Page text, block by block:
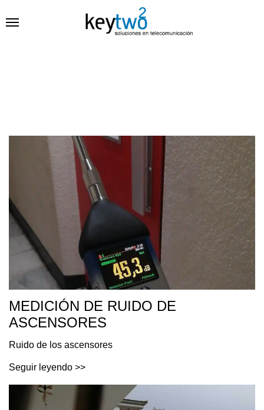
MEDICIÓN DE RUIDO DE
ASCENSORES
Ruido de los ascensores
Seguir leyendo >>